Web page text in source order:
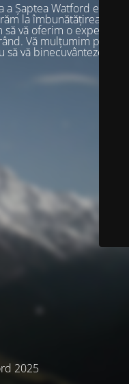
Șaptea Watford este
la îmbunătățirea
vă oferim o experiență
Vă mulțumim pentru
vă binecuvânteze.
2025